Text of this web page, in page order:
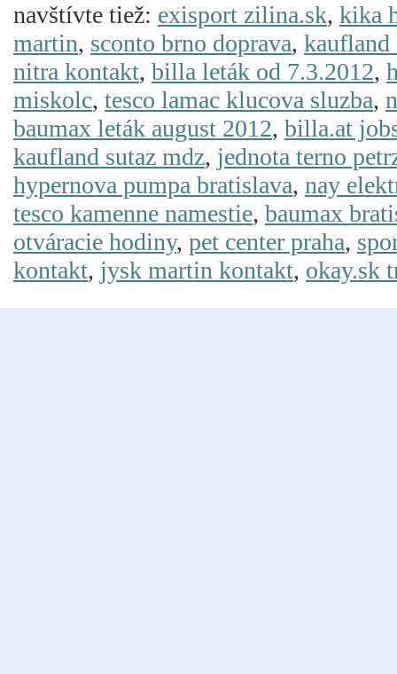
navštívte tiež: exisport zilina.sk, kika
martin, sconto brno doprava, kaufland
nitra kontakt, billa leták od 7.3.2012,
miskolc, tesco lamac klucova sluzba,
baumax leták august 2012, billa.at
kaufland sutaz mdz, jednota terno
hypernova pumpa bratislava, nay
tesco kamenne namestie, baumax
otváracie hodiny, pet center praha,
kontakt, jysk martin kontakt, okay.sk